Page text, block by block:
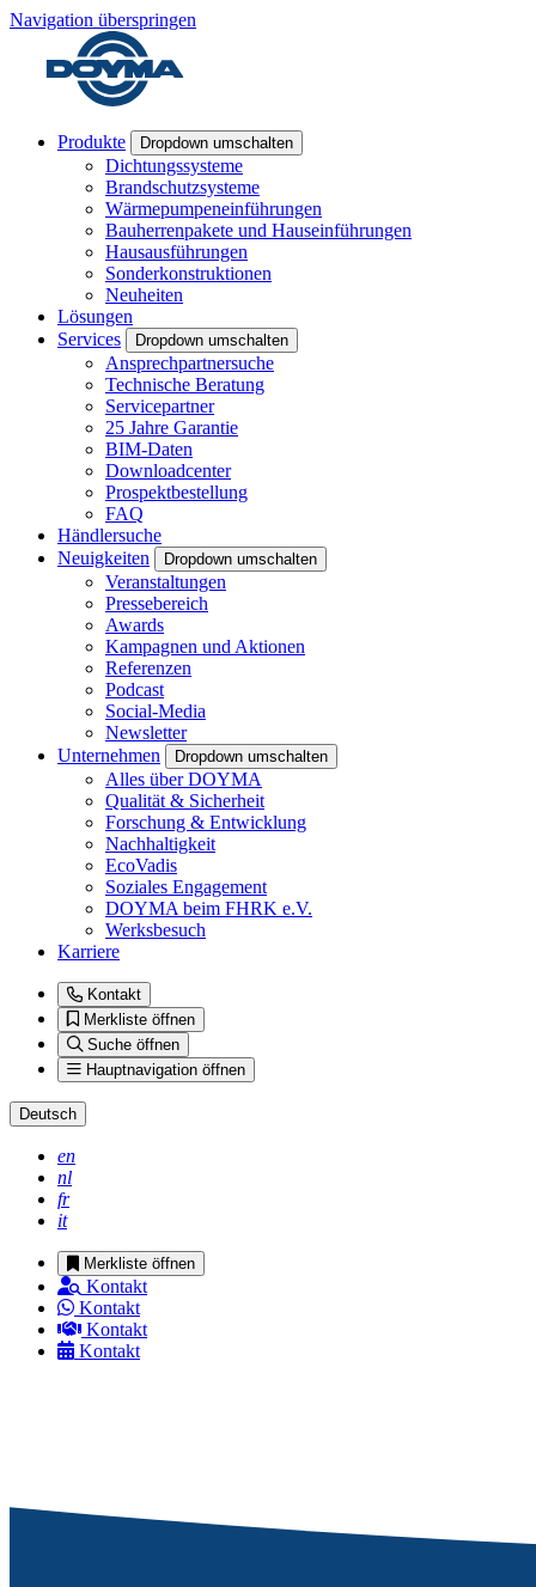
Navigation überspringen
Produkte Dropdown umschalten
Dichtungssysteme
Brandschutzsysteme
Wärmepumpeneinführungen
Bauherrenpakete und Hauseinführungen
Hausausführungen
Sonderkonstruktionen
Neuheiten
Lösungen
Services
Dropdown umschalten
Ansprechpartnersuche
Technische Beratung
Servicepartner
25 Jahre Garantie
BIM-Daten
Downloadcenter
Prospektbestellung
FAQ
Händlersuche
Neuigkeiten
Dropdown umschalten
Veranstaltungen
Pressebereich
Awards
Kampagnen und Aktionen
Referenzen
Podcast
Social-Media
Newsletter
Unternehmen
Dropdown umschalten
Alles über DOYMA
Qualität & Sicherheit
Forschung & Entwicklung
Nachhaltigkeit
EcoVadis
Soziales Engagement
DOYMA beim FHRK e.V.
Werksbesuch
Karriere
Kontakt
Merkliste öffnen
Suche öffnen
Hauptnavigation öffnen
Deutsch
en
nl
fr
it
Merkliste öffnen
Kontakt
Kontakt
Kontakt
Kontakt